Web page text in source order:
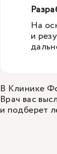
На
и
В Клинике
Врач вас
и подберет